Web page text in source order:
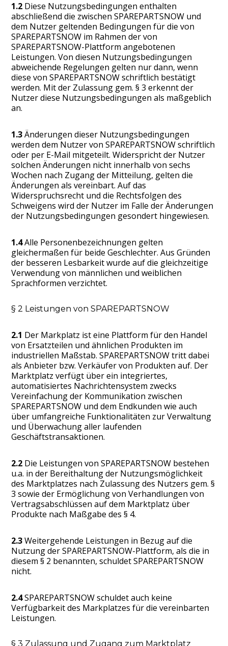
1.2 Diese Nutzungsbedingungen enthalten
abschließend die zwischen SPAREPARTSNOW und
dem Nutzer geltenden Bedingungen für die von
SPAREPARTSNOW im Rahmen der von
SPAREPARTSNOW-Plattform angebotenen
Leistungen. Von diesen Nutzungsbedingungen
abweichende Regelungen gelten nur dann, wenn
diese von SPAREPARTSNOW schriftlich bestätigt
werden. Mit der Zulassung gem. § 3 erkennt der
Nutzer diese Nutzungsbedingungen als maßgeblich
an.
1.3Änderungen dieser Nutzungsbedingungen
werden dem Nutzer von SPAREPARTSNOW schriftlich
oder per E-Mail mitgeteilt. Widerspricht der Nutzer
solchen Änderungen nicht innerhalb von sechs
Wochen nach Zugang der Mitteilung, gelten die
Änderungen als vereinbart. Auf das
Widerspruchsrecht und die Rechtsfolgen des
Schweigens wird der Nutzer im Falle der Änderungen
der Nutzungsbedingungen gesondert hingewiesen.
1.4Alle Personenbezeichnungen gelten
gleichermaßen für beide Geschlechter. Aus Gründen
der besseren Lesbarkeit wurde auf die gleichzeitige
Verwendung von männlichen und weiblichen
Sprachformen verzichtet.
§ 2 Leistungen von SPAREPARTSNOW
2.1 Der Markplatz ist eine Plattform für den Handel
von Ersatzteilen und ähnlichen Produkten im
industriellen Maßstab. SPAREPARTSNOW tritt dabei
als Anbieter bzw. Verkäufer von Produkten auf. Der
Marktplatz verfügt über ein integriertes,
automatisiertes Nachrichtensystem zwecks
Vereinfachung der Kommunikation zwischen
SPAREPARTSNOW und dem Endkunden wie auch
über umfangreiche Funktionalitäten zur Verwaltung
und Überwachung aller laufenden
Geschäftstransaktionen.
2.2 Die Leistungen von SPAREPARTSNOW bestehen
u.a. in der Bereithaltung der Nutzungsmöglichkeit
des Marktplatzes nach Zulassung des Nutzers gem. §
3 sowie der Ermöglichung von Verhandlungen von
Vertragsabschlüssen auf dem Marktplatz über
Produkte nach Maßgabe des § 4.
2.3Weitergehende Leistungen in Bezug auf die
Nutzung der SPAREPARTSNOW-Plattform, als die in
diesem § 2 benannten, schuldet SPAREPARTSNOW
nicht.
2.4SPAREPARTSNOW schuldet auch keine
Verfügbarkeit des Markplatzes für die vereinbarten
Leistungen.
§ 3 Zulassung und Zugang zum Marktplatz